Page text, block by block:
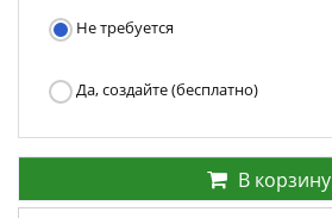
Не требуется
Да, создайте (бесплатно)
В корзину